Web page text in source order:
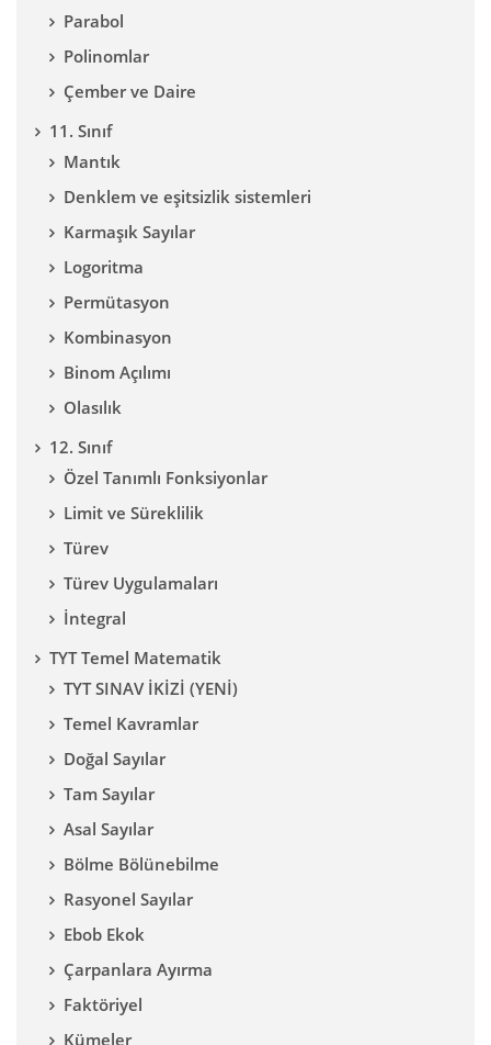
Parabol
Polinomlar
Çember ve Daire
11. Sınıf
Mantık
Denklem ve eşitsizlik sistemleri
Karmaşık Sayılar
Logoritma
Permütasyon
Kombinasyon
Binom Açılımı
Olasılık
12. Sınıf
Özel Tanımlı Fonksiyonlar
Limit ve Süreklilik
Türev
Türev Uygulamaları
İntegral
TYT Temel Matematik
TYT SINAV İKİZİ (YENİ)
Temel Kavramlar
Doğal Sayılar
Tam Sayılar
Asal Sayılar
Bölme Bölünebilme
Rasyonel Sayılar
Ebob Ekok
Çarpanlara Ayırma
Faktöriyel
Kümeler